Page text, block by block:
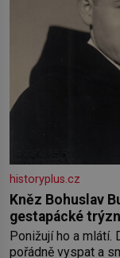
historyplus.cz
Kněz Bohuslav
gestapácké
Ponižují ho a mlátí.
pořádně vyspat a